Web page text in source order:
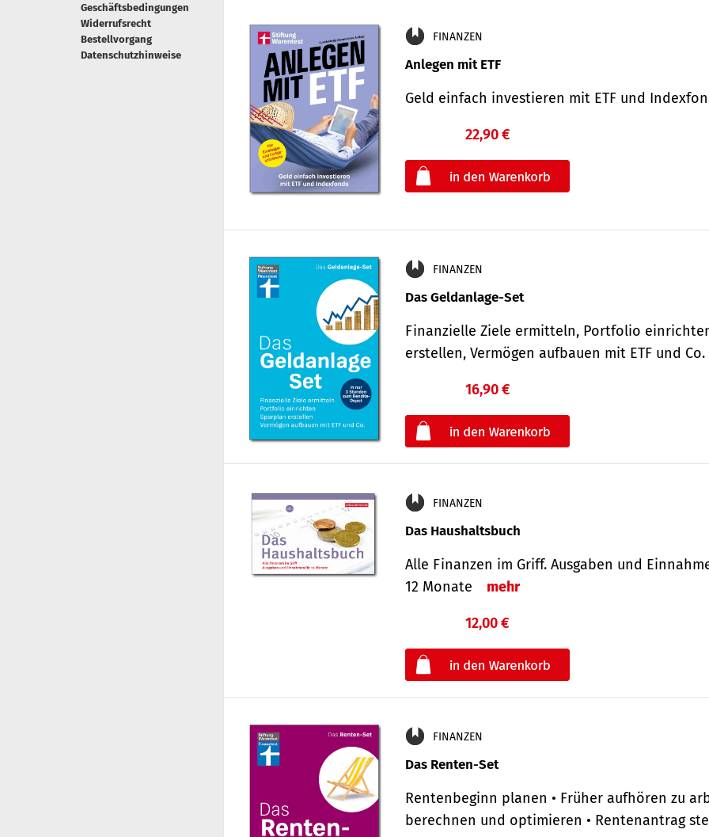
Geschäftsbedingungen
Widerrufsrecht
Bestellvorgang
Datenschutzhinweise
FINANZEN
Anlegen mit ETF
Geld einfach investieren mit ETF und
22,90 €
FINANZEN
Das Geldanlage-Set
Finanzielle Ziele ermitteln, Portfolio
erstellen, Vermögen aufbauen mit ETF und
16,90 €
FINANZEN
Das Haushaltsbuch
Alle Finanzen im Griff. Aus­gaben und
12 Monate
mehr
12,00 €
FINANZEN
Das Renten-Set
Rentenbeginn planen • Früher aufhören zu
berechnen und optimieren • Rentenantrag